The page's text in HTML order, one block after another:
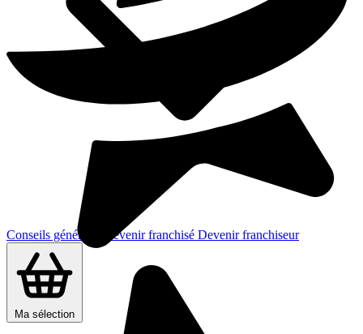
Conseils généraux Devenir franchisé Devenir franchiseur
Ma sélection